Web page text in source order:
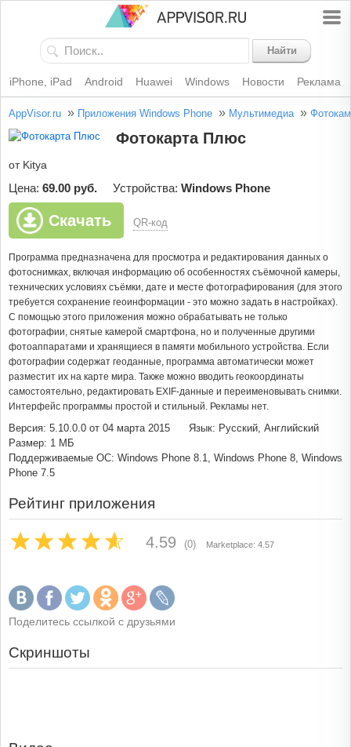
Найти
iPhone, iPad Android Huawei Windows Новости Реклама
AppVisor.ru » Приложения Windows Phone » Мультимедиа »
Фотокарта Плюс
от Kitya
Цена: 69.00 руб. Устройства: Windows Phone
Скачать QR-код
Программа предназначена для просмотра и редактирования данных о
фотоснимках, включая информацию об особенностях съёмочной камеры,
технических условиях съёмки, дате и месте фотографирования (для этого
требуется сохранение геоинформации - это можно задать в настройках).
С помощью этого приложения можно обрабатывать не только
фотографии, снятые камерой смартфона, но и полученные другими
фотоаппаратами и хранящиеся в памяти мобильного устройства. Если
фотографии содержат геоданные, программа автоматически может
разместит их на карте мира. Также можно вводить геокоординаты
самостоятельно, редактировать EXIF-данные и переименовывать снимки.
Интерфейс программы простой и стильный. Рекламы нет.
Версия: 5.10.0.0 от 04 марта 2015
Язык: Русский, Английский
Размер: 1 МБ
Поддерживаемые ОС: Windows Phone 8.1, Windows Phone 8, Windows
Phone 7.5
Рейтинг приложения
4.59 (0) Marketplace: 4.57
Поделитесь ссылкой с друзьями
Скриншоты